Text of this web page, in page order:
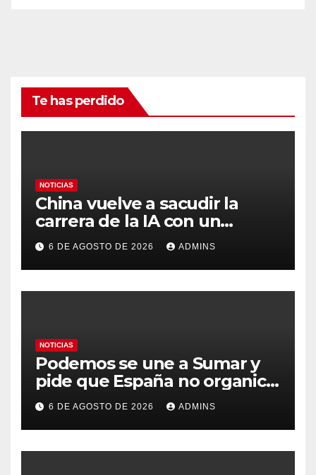
Te has perdido
NOTICIAS
China vuelve a sacudir la
carrera de la IA con un
modelo capaz de trabajar
durante días sin intervención
humana
6 DE AGOSTO DE 2026 ADMINS
NOTICIAS
Podemos se une a Sumar y
pide que España no organice
el Mundial 2030 con
Marruecos por «atentar
contra la soberanía nacional»
6 DE AGOSTO DE 2026 ADMINS